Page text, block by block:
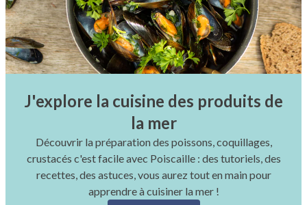
J'explore la cuisine des produits de
la mer
Découvrir la préparation des poissons, coquillages,
crustacés c'est facile avec Poiscaille : des tutoriels, des
recettes, des astuces, vous aurez tout en main pour
apprendre à cuisiner la mer !